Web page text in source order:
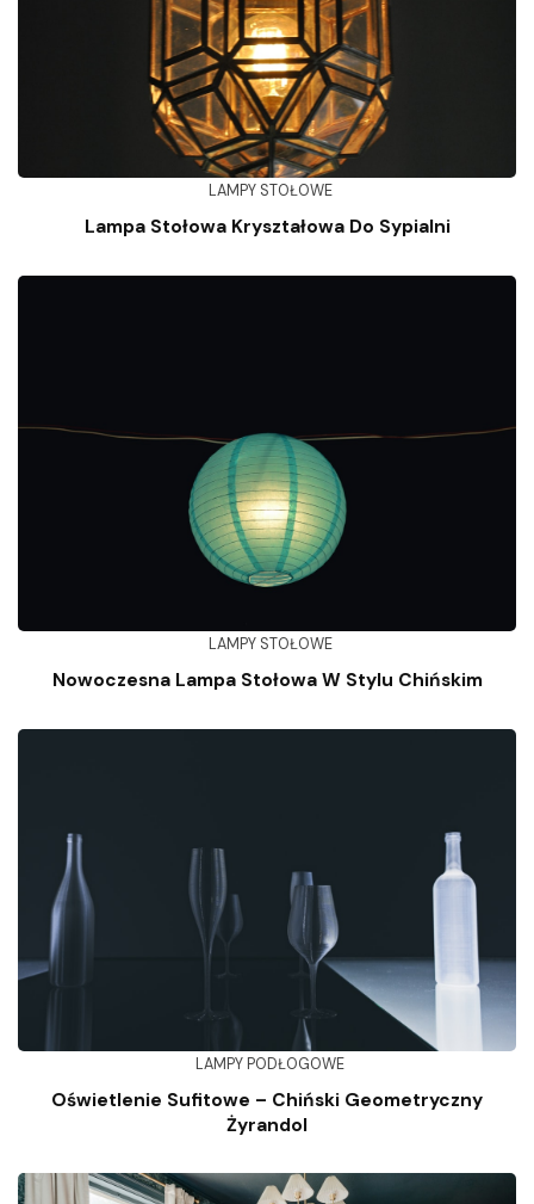
LAMPY STOŁOWE
Lampa Stołowa Kryształowa Do Sypialni
LAMPY STOŁOWE
Nowoczesna Lampa Stołowa W Stylu Chińskim
LAMPY PODŁOGOWE
Oświetlenie Sufitowe – Chiński Geometryczny
Żyrandol